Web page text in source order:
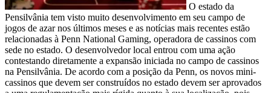
O estado da
Pensilvânia tem visto muito desenvolvimento em seu campo de
jogos de azar nos últimos meses e as notícias mais recentes estão
relacionadas à Penn National Gaming, operadora de cassinos com
sede no estado. O desenvolvedor local entrou com uma ação
contestando diretamente a expansão iniciada no campo de cassinos
na Pensilvânia. De acordo com a posição da Penn, os novos mini-
cassinos que devem ser construídos no estado devem ser aprovados